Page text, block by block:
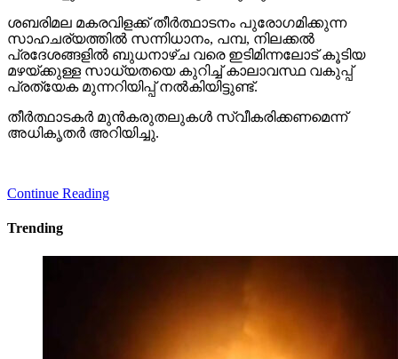
ശബരിമല മകരവിളക്ക് തീര്‍ത്ഥാടനം പുരോഗമിക്കുന്ന
സാഹചര്യത്തില്‍ സന്നിധാനം, പമ്പ, നിലക്കല്‍
പ്രദേശങ്ങളില്‍ ബുധനാഴ്ച വരെ ഇടിമിന്നലോട് കൂടിയ
മഴയ്ക്കുള്ള സാധ്യതയെ കുറിച്ച് കാലാവസ്ഥ വകുപ്പ്
പ്രത്യേക മുന്നറിയിപ്പ് നല്‍കിയിട്ടുണ്ട്.
തീര്‍ത്ഥാടകര്‍ മുന്‍കരുതലുകള്‍ സ്വീകരിക്കണമെന്ന്
അധികൃതര്‍ അറിയിച്ചു.
Continue Reading
Trending